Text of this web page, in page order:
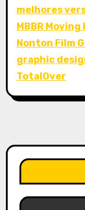
melhores
MBBR
Nonton Film
graphic
TotalOver